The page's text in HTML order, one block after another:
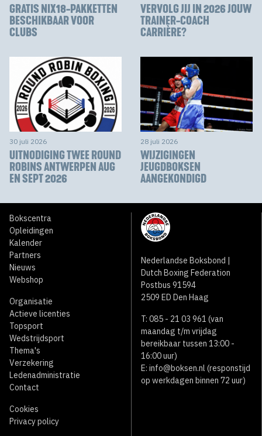
GRATIS NIX18-PAKKETTEN
BESCHIKBAAR VOOR
CLUBS
VERVOLG JIJ IN 2026 JOUW
TRAINER-COACH
CARRIÈRE?
30 juli 2026
UITNODIGING TWEE ROUND
ROBINS ANTWERPEN AUG
EN SEPT 2026
28 juli 2026
WIJZIGINGEN
JEUGDBOKSEN
AANGEKONDIGD
Bokscentra
Opleidingen
Kalender
Partners
Nieuws
Webshop
Organisatie
Actieve licenties
Topsport
Wedstrijdsport
Thema's
Verzekering
Ledenadministratie
Contact
Cookies
Privacy policy
Nederlandse Boksbond |
Dutch Boxing Federation
Postbus 91594
2509 ED Den Haag
T: 085 - 21 03 961 (van
maandag t/m vrijdag
bereikbaar tussen 13:00 -
16:00 uur)
E: info@boksen.nl (responstijd
op werkdagen binnen 72 uur)